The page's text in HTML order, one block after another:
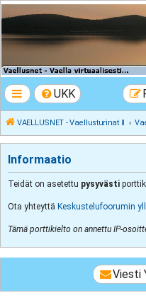
VAELLUSNET -
Vaellusturinat II
UKK
VAELLUSNET - Vaellusturinat II
Informaatio
Teidät on asetettu pysyvästi
Ota yhteyttä Keskustelufoorumin
Tämä porttikielto on annettu IP-
Viesti